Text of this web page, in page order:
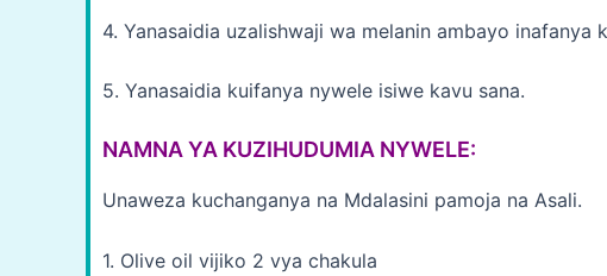
4. Yanasaidia uzalishwaji wa melanin ambayo
5. Yanasaidia kuifanya nywele isiwe kavu sana.
NAMNA YA KUZIHUDUMIA NYWELE:
Unaweza kuchanganya na Mdalasini pamoja na Asali.
1. Olive oil vijiko 2 vya chakula